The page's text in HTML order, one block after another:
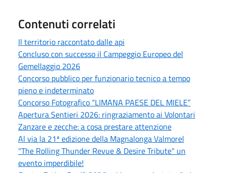
Contenuti correlati
Il territorio raccontato dalle api
Concluso con successo il Campeggio Europeo del
Gemellaggio 2026
Concorso pubblico per funzionario tecnico a tempo
pieno e indeterminato
Concorso Fotografico “LIMANA PAESE DEL MIELE”
Apertura Sentieri 2026: ringraziamento ai Volontari
Zanzare e zecche: a cosa prestare attenzione
Al via la 21ª edizione della Magnalonga Valmorel
"The Rolling Thunder Revue & Desire Tribute" un
evento imperdibile!